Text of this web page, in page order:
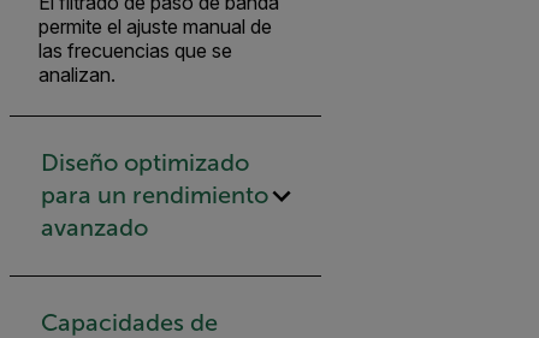
permite el ajuste manual de
las frecuencias que se
analizan.
Diseño optimizado
para un rendimiento
avanzado
Capacidades de